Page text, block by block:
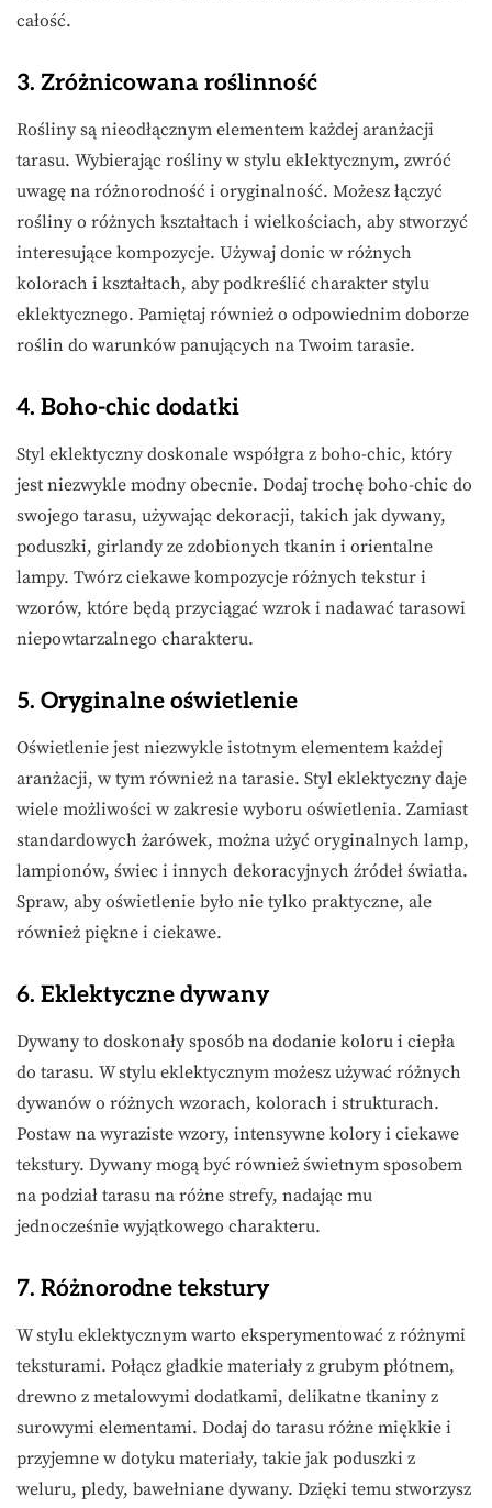
całość.
3. Zróżnicowana roślinność
Rośliny są nieodłącznym elementem każdej aranżacji
tarasu. Wybierając rośliny w stylu eklektycznym, zwróć
uwagę na różnorodność i oryginalność. Możesz łączyć
rośliny o różnych kształtach i wielkościach, aby stworzyć
interesujące kompozycje. Używaj donic w różnych
kolorach i kształtach, aby podkreślić charakter stylu
eklektycznego. Pamiętaj również o odpowiednim doborze
roślin do warunków panujących na Twoim tarasie.
4. Boho-chic dodatki
Styl eklektyczny doskonale współgra z boho-chic, który
jest niezwykle modny obecnie. Dodaj trochę boho-chic do
swojego tarasu, używając dekoracji, takich jak dywany,
poduszki, girlandy ze zdobionych tkanin i orientalne
lampy. Twórz ciekawe kompozycje różnych tekstur i
wzorów, które będą przyciągać wzrok i nadawać tarasowi
niepowtarzalnego charakteru.
5. Oryginalne oświetlenie
Oświetlenie jest niezwykle istotnym elementem każdej
aranżacji, w tym również na tarasie. Styl eklektyczny daje
wiele możliwości w zakresie wyboru oświetlenia. Zamiast
standardowych żarówek, można użyć oryginalnych lamp,
lampionów, świec i innych dekoracyjnych źródeł światła.
Spraw, aby oświetlenie było nie tylko praktyczne, ale
również piękne i ciekawe.
6. Eklektyczne dywany
Dywany to doskonały sposób na dodanie koloru i ciepła
do tarasu. W stylu eklektycznym możesz używać różnych
dywanów o różnych wzorach, kolorach i strukturach.
Postaw na wyraziste wzory, intensywne kolory i ciekawe
tekstury. Dywany mogą być również świetnym sposobem
na podział tarasu na różne strefy, nadając mu
jednocześnie wyjątkowego charakteru.
7. Różnorodne tekstury
W stylu eklektycznym warto eksperymentować z różnymi
teksturami. Połącz gładkie materiały z grubym płótnem,
drewno z metalowymi dodatkami, delikatne tkaniny z
surowymi elementami. Dodaj do tarasu różne miękkie i
przyjemne w dotyku materiały, takie jak poduszki z
weluru, pledy, bawełniane dywany. Dzięki temu stworzysz